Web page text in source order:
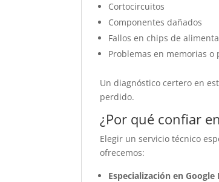
Cortocircuitos
Componentes dañados
Fallos en chips de
Problemas en memorias o
Un diagnóstico certero en
perdido.
¿Por qué confiar
Elegir un servicio técnico
ofrecemos:
Especialización en Google